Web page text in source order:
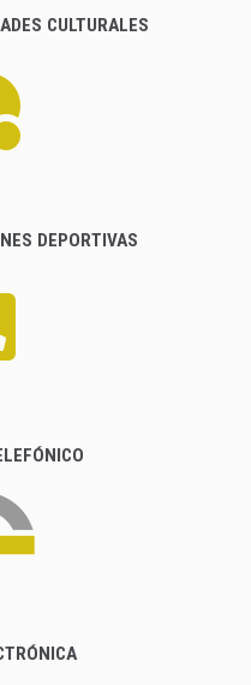
CULTURALES
DEPORTIVAS